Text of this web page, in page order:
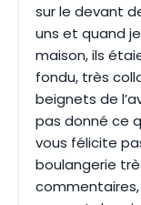
sur le devant
uns et quand
maison, ils
fondu, très
beignets de
pas donné ce
vous félicite
boulangerie
commentaires,